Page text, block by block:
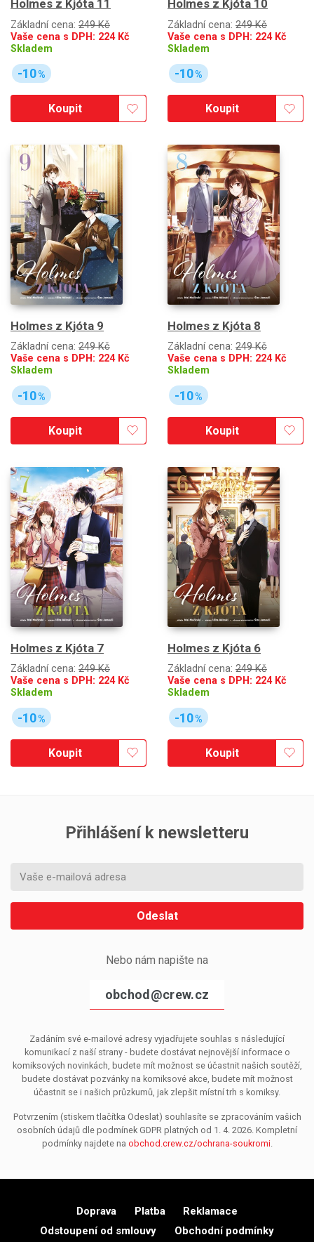
Holmes z Kjóta 11
Základní cena: 249 Kč
Vaše cena s DPH: 224Kč
Skladem
-10%
Koupit
Holmes z Kjóta 10
Základní cena: 249 Kč
Vaše cena s DPH: 224Kč
Skladem
-10%
Koupit
Holmes z Kjóta 9
Základní cena: 249 Kč
Vaše cena s DPH: 224Kč
Skladem
-10%
Koupit
Holmes z Kjóta 8
Základní cena: 249 Kč
Vaše cena s DPH: 224Kč
Skladem
-10%
Koupit
Holmes z Kjóta 7
Základní cena: 249 Kč
Vaše cena s DPH: 224Kč
Skladem
-10%
Koupit
Holmes z Kjóta 6
Základní cena: 249 Kč
Vaše cena s DPH: 224Kč
Skladem
-10%
Koupit
Přihlášení k newsletteru
Odeslat
Nebo nám napište na
obchod@crew.cz
Zadáním své e-mailové adresy vyjadřujete souhlas s následující
komunikací z naší strany - budete dostávat nejnovější informace o
komiksových novinkách, budete mít možnost se účastnit našich soutěží,
budete dostávat pozvánky na komiksové akce, budete mít možnost
účastnit se i našich průzkumů, jak zlepšit místní trh s komiksy.
Potvrzením (stiskem tlačítka Odeslat) souhlasíte se zpracováním vašich
osobních údajů dle podmínek GDPR platných od 1. 4. 2026. Kompletní
podmínky najdete na obchod.crew.cz/ochrana-soukromi.
Doprava Platba
Reklamace
Odstoupení od smlouvy
Obchodní podmínky